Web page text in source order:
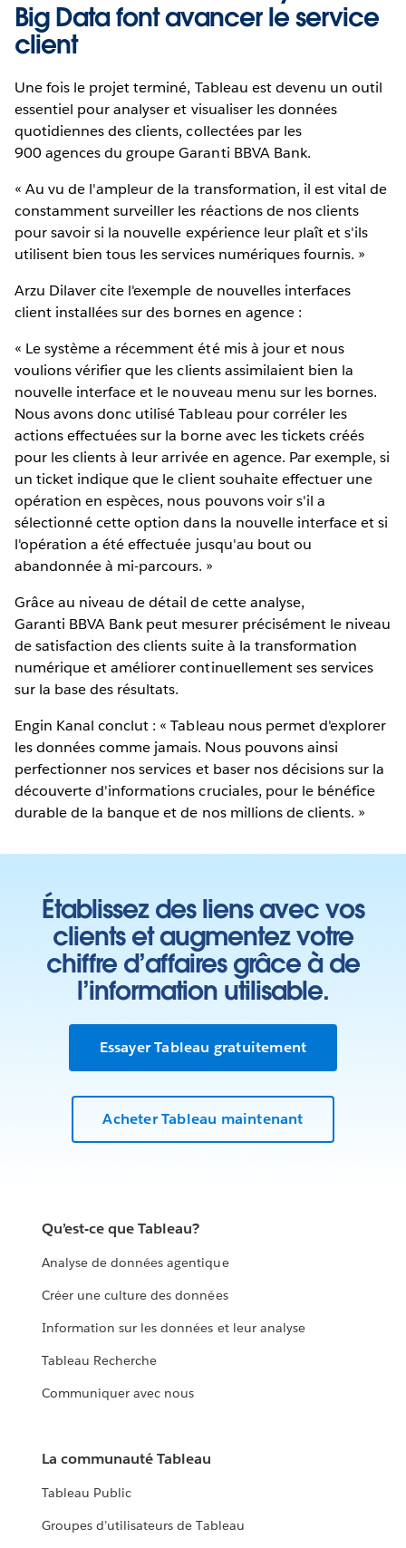
Big Data font avancer le service
client
Une fois le projet terminé, Tableau est devenu un outil
essentiel pour analyser et visualiser les données
quotidiennes des clients, collectées par les
900 agences du groupe Garanti BBVA Bank.
« Au vu de l'ampleur de la transformation, il est vital de
constamment surveiller les réactions de nos clients
pour savoir si la nouvelle expérience leur plaît et s'ils
utilisent bien tous les services numériques fournis. »
Arzu Dilaver cite l'exemple de nouvelles interfaces
client installées sur des bornes en agence :
« Le système a récemment été mis à jour et nous
voulions vérifier que les clients assimilaient bien la
nouvelle interface et le nouveau menu sur les bornes.
Nous avons donc utilisé Tableau pour corréler les
actions effectuées sur la borne avec les tickets créés
pour les clients à leur arrivée en agence. Par exemple, si
un ticket indique que le client souhaite effectuer une
opération en espèces, nous pouvons voir s'il a
sélectionné cette option dans la nouvelle interface et si
l'opération a été effectuée jusqu'au bout ou
abandonnée à mi-parcours. »
Grâce au niveau de détail de cette analyse,
Garanti BBVA Bank peut mesurer précisément le niveau
de satisfaction des clients suite à la transformation
numérique et améliorer continuellement ses services
sur la base des résultats.
Engin Kanal conclut : « Tableau nous permet d'explorer
les données comme jamais. Nous pouvons ainsi
perfectionner nos services et baser nos décisions sur la
découverte d'informations cruciales, pour le bénéfice
durable de la banque et de nos millions de clients. »
Établissez des liens avec vos
clients et augmentez votre
chiffre d’affaires grâce à de
l’information utilisable.
Essayer Tableau gratuitement
Acheter Tableau maintenant
Qu’est-ce que Tableau?
Analyse de données agentique
Créer une culture des données
Information sur les données et leur analyse
Tableau Recherche
Communiquer avec nous
La communauté Tableau
Tableau Public
Groupes d’utilisateurs de Tableau